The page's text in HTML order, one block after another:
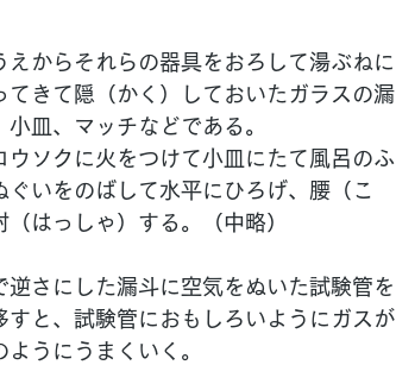
えからそれらの器具をおろして湯ぶねに
きて隠（かく）しておいたガラスの漏
皿、マッチなどである。
ソクに火をつけて小皿にたて風呂のふ
いをのばして水平にひろげ、腰（こ
はっしゃ）する。（中略）
さにした漏斗に空気をぬいた試験管を
と、試験管におもしろいようにガスが
うにうまくいく。